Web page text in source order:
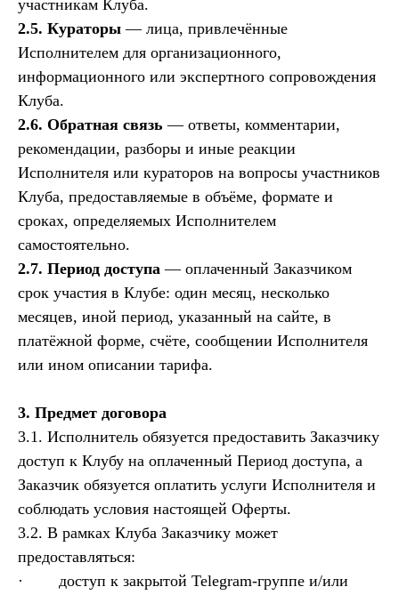
участникам Клуба.
2.5. Кураторы— лица, привлечённые
Исполнителем для организационного,
информационного или экспертного сопровождения
Клуба.
2.6. Обратная связь— ответы, комментарии,
рекомендации, разборы и иные реакции
Исполнителя или кураторов на вопросы участников
Клуба, предоставляемые в объёме, формате и
сроках, определяемых Исполнителем
самостоятельно.
2.7. Период доступа— оплаченный Заказчиком
срок участия в Клубе: один месяц, несколько
месяцев, иной период, указанный на сайте, в
платёжной форме, счёте, сообщении Исполнителя
или ином описании тарифа.
3. Предмет договора
3.1. Исполнитель обязуется предоставить Заказчику
доступ к Клубу на оплаченный Период доступа, а
Заказчик обязуется оплатить услуги Исполнителя и
соблюдать условия настоящей Оферты.
3.2. В рамках Клуба Заказчику может
предоставляться:
· доступ к закрытой Telegram-группе и/или